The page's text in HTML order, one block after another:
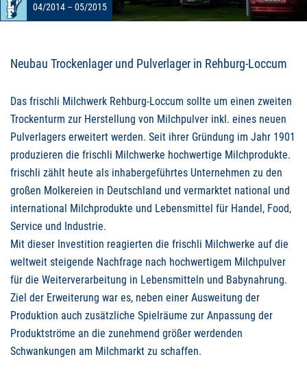
Neubau Trockenlager und Pulverlager in Rehburg-Loccum
Das frischli Milchwerk Rehburg-Loccum sollte um einen zweiten
Trockenturm zur Herstellung von Milchpulver inkl. eines neuen
Pulverlagers erweitert werden. Seit ihrer Gründung im Jahr 1901
produzieren die frischli Milchwerke hochwertige Milchprodukte.
frischli zählt heute als inhabergeführtes Unternehmen zu den
großen Molkereien in Deutschland und vermarktet national und
international Milchprodukte und Lebensmittel für Handel, Food,
Service und Industrie.
Mit dieser Investition reagierten die frischli Milchwerke auf die
weltweit steigende Nachfrage nach hochwertigem Milchpulver
für die Weiterverarbeitung in Lebensmitteln und Babynahrung.
Ziel der Erweiterung war es, neben einer Ausweitung der
Produktion auch zusätzliche Spielräume zur Anpassung der
Produktströme an die zunehmend größer werdenden
Schwankungen am Milchmarkt zu schaffen.
04/2014 – 05/2015